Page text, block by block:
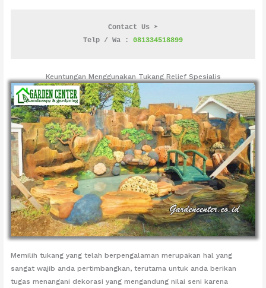
Contact Us ➤
Telp / Wa : 081334518899
Keuntungan Menggunakan Tukang Relief Spesialis
Memilih tukang yang telah berpengalaman merupakan hal yang
sangat wajib anda pertimbangkan, terutama untuk anda berikan
tugas menangani dekorasi yang mengandung nilai seni karena